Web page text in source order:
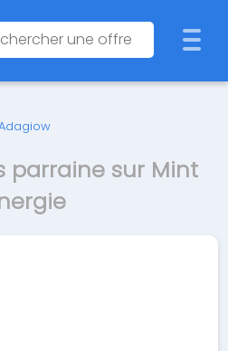
parraine sur Mint